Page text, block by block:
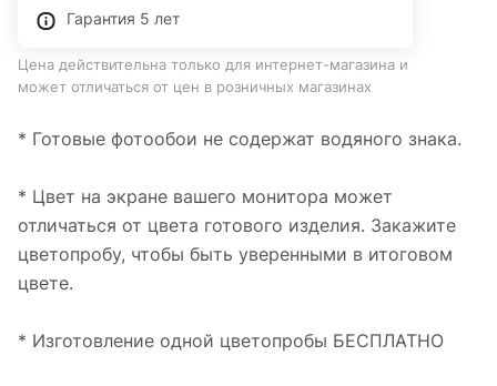
Гарантия 5 лет
Цена действительна только для интернет-магазина и
может отличаться от цен в розничных магазинах
* Готовые фотообои не содержат водяного знака.
* Цвет на экране вашего монитора может
отличаться от цвета готового изделия. Закажите
цветопробу, чтобы быть уверенными в итоговом
цвете.
* Изготовление одной цветопробы БЕСПЛАТНО